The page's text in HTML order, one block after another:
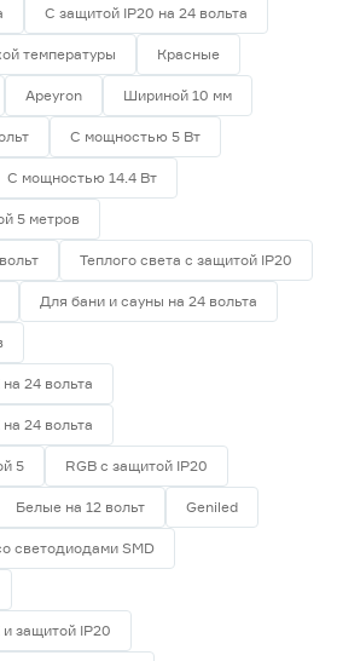
С защитой IP20 на 24 вольта
температуры Красные
Apeyron Шириной 10 мм
С мощностью 5 Вт
С мощностью 14.4 Вт
5 метров
Теплого света с защитой IP20
Для бани и сауны на 24 вольта
24 вольта
24 вольта
5 RGB с защитой IP20
Белые на 12 вольт Geniled
светодиодами SMD
защитой IP20